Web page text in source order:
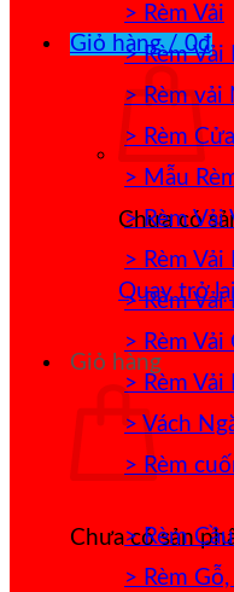
Giỏ hàng /0₫
Chưa có
Quay trở
Giỏ hàng
Chưa có sản
> Rèm Vải
> Rèm
> Rèm vải
> Rèm
> Mẫu
> Rèm Vải
> Rèm
> Rèm Vải
> Rèm Vải
> Rèm Vải
> Vách
> Rèm
> Rèm
> Rèm